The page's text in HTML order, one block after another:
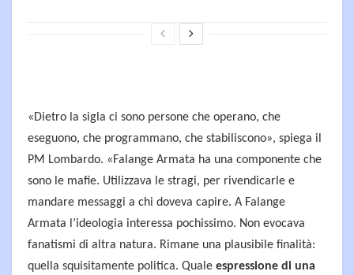
«Dietro la sigla ci sono persone che operano, che
eseguono, che programmano, che stabiliscono», spiega il
PM Lombardo. «Falange Armata ha una componente che
sono le mafie. Utilizzava le stragi, per rivendicarle e
mandare messaggi a chi doveva capire. A Falange
Armata l’ideologia interessa pochissimo. Non evocava
fanatismi di altra natura. Rimane una plausibile finalità:
quella squisitamente politica. Quale espressione di una